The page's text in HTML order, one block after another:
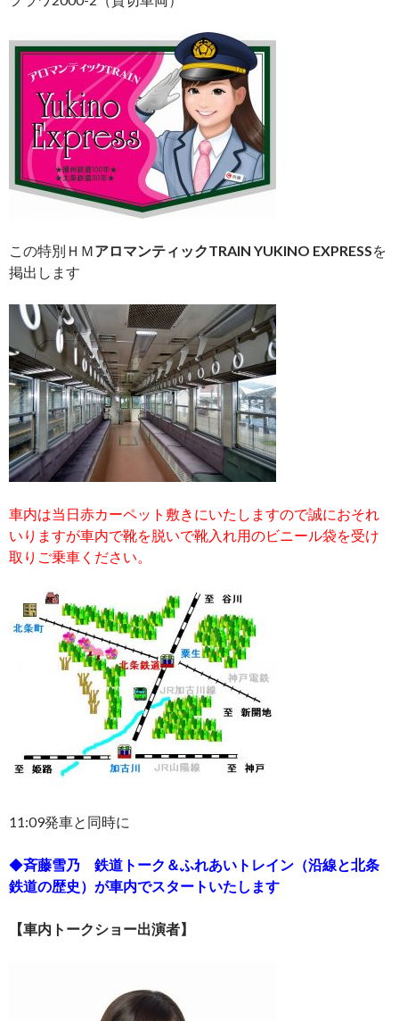
この特別ＨＭアロマンティックTRAIN YUKINO EXPRESSを
掲出します
車内は当日赤カーペット敷きにいたしますので誠におそれ
いりますが車内で靴を脱いで靴入れ用のビニール袋を受け
取りご乗車ください。
11:09発車と同時に
◆斉藤雪乃 鉄道トーク＆ふれあいトレイン（沿線と北条
鉄道の歴史）が車内でスタートいたします
【車内トークショー出演者】